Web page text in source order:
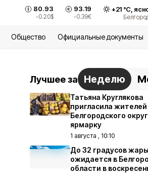
80.93
-0.20$
93.19
-0.39€
+21°С,
Общество Официальные документы
Лучшее за Неделю
Татьяна Круглякова
пригласила жителей
Белгородского
ярмарку
1 августа , 10:10
До 32 градусов жары
ожидается в
области в